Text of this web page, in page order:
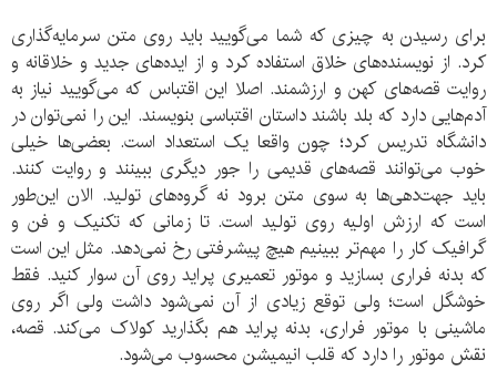
برای رسیدن به چیزی که شما می‌گویید باید روی متن سرمایه‌گذاری
کرد. از نویسنده‌های خلاق استفاده کرد و از ایده‌های جدید و خلاقانه و
روایت قصه‌های کهن و ارزشمند. اصلا این اقتباس که می‌گویید نیاز به
آدم‌هایی دارد که بلد باشند داستان اقتباسی بنویسند. این را نمی‌توان در
دانشگاه تدریس کرد؛ چون واقعا یک استعداد است. بعضی‌ها خیلی
خوب می‌توانند قصه‌های قدیمی را جور دیگری ببینند و روایت کنند.
باید جهت‌دهی‌ها به سوی متن برود نه گروه‌های تولید. الان این‌طور
است که ارزش اولیه روی تولید است. تا زمانی که تکنیک و فن و
گرافیک کار را مهم‌تر ببینیم هیچ پیشرفتی رخ نمی‌دهد. مثل این است
که بدنه فراری بسازید و موتور تعمیری پراید روی آن سوار کنید. فقط
خوشگل است؛ ولی توقع زیادی از آن نمی‌شود داشت ولی اگر روی
ماشینی با موتور فراری، بدنه پراید هم بگذارید کولاک می‌کند. قصه،
نقش موتور را دارد که قلب انیمیشن محسوب می‌شود.